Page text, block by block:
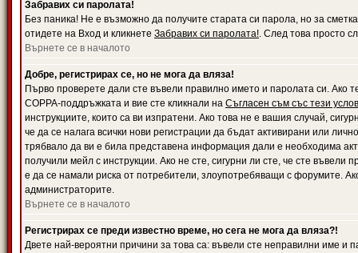
Забравих си паролата!
Без паника! Не е възможно да получите старата си парола, но за
отидете на Вход и кликнете Забравих си паролата!. След това просто
Върнете се в началото
Добре, регистрирах се, но не мога да вляза!
Първо проверете дали сте въвели правилно името и паролата си. Ако
COPPA-поддръжката и вие сте кликнали на Съгласен съм със тези
инструкциите, които са ви изпратени. Ако това не е вашия случай,
че да се налага всички нови регистрации да бъдат активирани или
трябвало да ви е била представена информация дали е необходима
получили мейл с инструкции. Ако не сте, сигурни ли сте, че сте
е да се намали риска от потребители, злоупотребяващи с форумите.
администраторите.
Върнете се в началото
Регистрирах се преди известно време, но сега не мога да вляза?!
Двете най-вероятни причини за това са: въвели сте неправилни име и